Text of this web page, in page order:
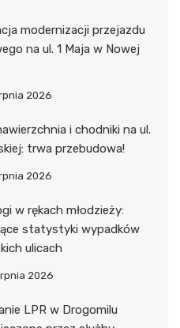
modernizacji przejazdu
na ul. 1 Maja w Nowej
2026
i chodniki na ul.
trwa przebudowa!
2026
w rękach młodzieży:
statystyki wypadków
ulicach
2026
LPR w Drogomilu